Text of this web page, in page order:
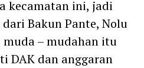
kecamatan ini, jadi
Bakun Pante, Nolu
– mudahan itu
DAK dan anggaran